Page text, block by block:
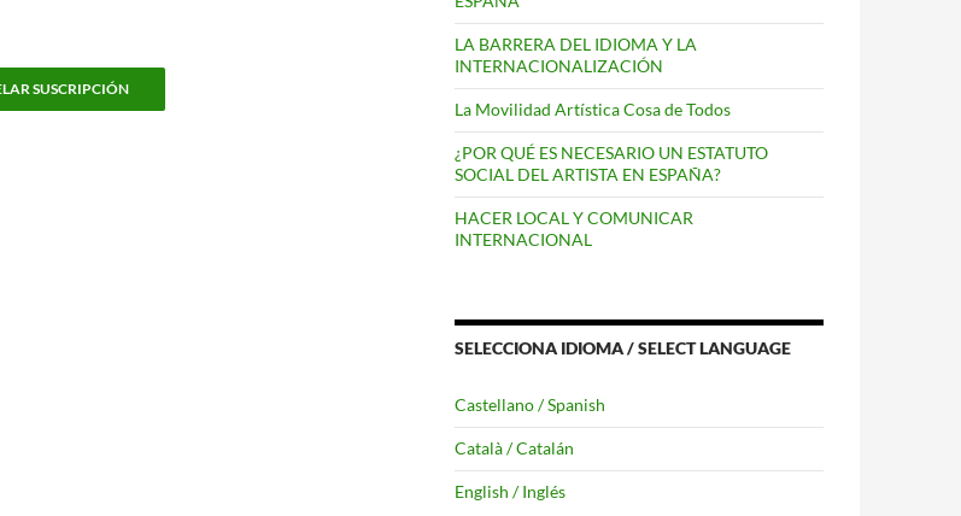
LA BARRERA DEL IDIOMA Y LA
INTERNACIONALIZACIÓN
La Movilidad Artística Cosa de Todos
¿POR QUÉ ES NECESARIO UN ESTATUTO
SOCIAL DEL ARTISTA EN ESPAÑA?
HACER LOCAL Y COMUNICAR
INTERNACIONAL
SELECCIONA IDIOMA / SELECT LANGUAGE
Castellano / Spanish
Català / Catalán
English / Inglés